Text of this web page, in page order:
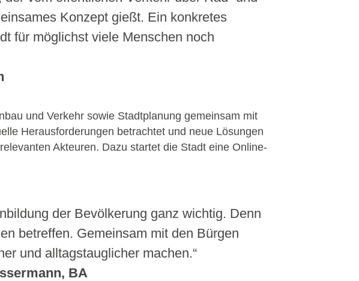
Konzept gießt. Ein konkretes
für möglichst viele Menschen noch
und Verkehr sowie Stadtplanung gemeinsam mit
Herausforderungen betrachtet und neue Lösungen
Akteuren. Dazu startet die Stadt eine Online-
der Bevölkerung ganz wichtig. Denn
betreffen. Gemeinsam mit den Bürgen
und alltagstauglicher machen.“
BA